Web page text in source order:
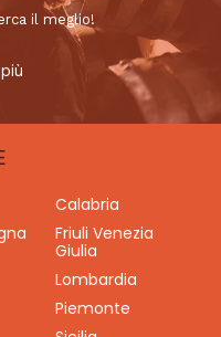
il meglio!
Calabria
Friuli Venezia
Giulia
Lombardia
Piemonte